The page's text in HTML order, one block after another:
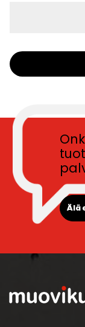
Älä